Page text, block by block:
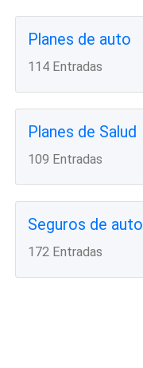
Planes de auto
114 Entradas
Planes de Salud
109 Entradas
Seguros de auto
172 Entradas